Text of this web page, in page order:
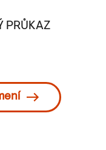
PRŮKAZ